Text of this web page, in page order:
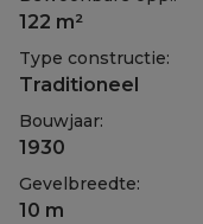
122 m²
Type constructie:
Traditioneel
Bouwjaar:
1930
Gevelbreedte:
10 m